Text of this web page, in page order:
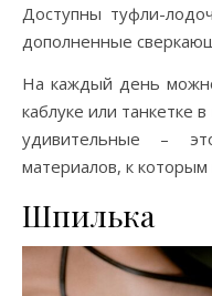
Доступны туфли-
дополненные
На каждый день
каблуке или танкетке
удивительные –
материалов, к которым
Шпилька